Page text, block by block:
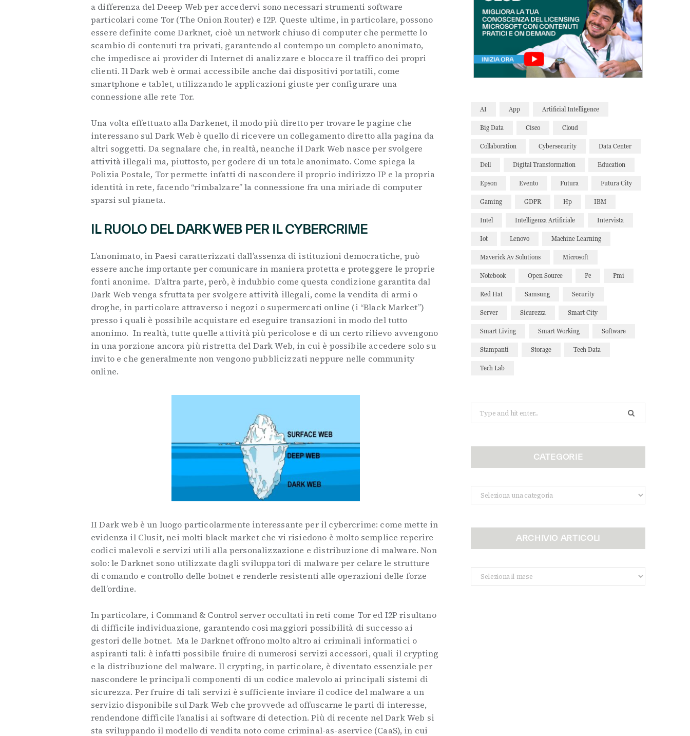
a differenza del Deeep Web per accedervi sono necessari strumenti software
particolari come Tor (The Onion Router) e I2P. Queste ultime, in particolare, possono
essere definite come Darknet, cioè un network chiuso di computer che permette lo
scambio di contenuti tra privati, garantendo al contempo un completo anonimato,
che impedisce ai provider di Internet di analizzare e bloccare il traffico dei propri
clienti. Il Dark web è ormai accessibile anche dai dispositivi portatili, come
smartphone e tablet, utilizzando le applicazioni giuste per configurare una
connessione alle rete Tor.
Una volta effettuato alla Darkenet, il modo più diretto per trovare le pagine che
interessano sul Dark Web è quello di ricevere un collegamento diretto alla pagina da
altri soggetti. Da segnalare che, in realtà, neanche il Dark Web nasce per svolgere
attività illegali ma, piuttosto, per godere di un totale anonimato. Come spiega la
Polizia Postale, Tor permette infatti di nascondere il proprio indirizzo IP e la propria
identità in rete, facendo “rimbalzare” la connessione fra una miriade di computer
sparsi sul pianeta.
IL RUOLO DEL DARK WEB PER IL CYBERCRIME
L’anonimato, in Paesi caratterizzati dall’assenza di istituzioni democratiche, può
essere anche importante per comunicare in maniera protetta e proteggere le proprie
fonti anonime. D’altra parte, però, è indubbio come questa condizione garantita dal
Dark Web venga sfruttata per svolgere attività illegali, come la vendita di armi o
droghe, in particolare attraverso i negozi o supermercati online (i “Black Market”)
presso i quali è possibile acquistare ed eseguire transazioni in modo del tutto
anonimo. In realtà, tutte quelle attività più pericolose e di un certo rilievo avvengono
in una porzione ancora più ristretta del Dark Web, in cui è possibile accedere solo su
invito e che generalmente non vengono pubblicizzati neppure nelle community
online.
II Dark web è un luogo particolarmente interessante per il cybercrime: come mette in
evidenza il Clusit, nei molti black market che vi risiedono è molto semplice reperire
codici malevoli e servizi utili alla personalizzazione e distribuzione di malware. Non
solo: le Darknet sono utilizzate dagli sviluppatori di malware per celare le strutture
di comando e controllo delle botnet e renderle resistenti alle operazioni delle forze
dell’ordine.
In particolare, i Command & Control server occultati in reti come Tor ed I2P risultano
di difficile individuazione, garantendo così maggiori possibilità di successo ai
gestori delle botnet. Ma le Darknet offrono molto altro ai criminali informatici o
aspiranti tali: è infatti possibile fruire di numerosi servizi accessori, quali il crypting
e la distribuzione del malware. Il crypting, in particolare, è diventato essenziale per
nascondere le principali componenti di un codice malevolo ai principali sistemi di
sicurezza. Per fruire di tali servizi è sufficiente inviare il codice del malware a un
servizio disponibile sul Dark Web che provvede ad offuscarne le parti di interesse,
rendendone difficile l’analisi ai software di detection. Più di recente nel Dark Web si
sta sviluppando il modello di vendita noto come criminal-as-aservice (CaaS), in cui
AI App Artificial Intelligence
Big Data Cisco Cloud
Collaboration Cybersecurity Data Center
Dell Digital Transformation Education
Epson Evento Futura Futura City
Gaming GDPR Hp IBM
Intel Intelligenza Artificiale Intervista
Iot Lenovo Machine Learning
Maverick Av Solutions Microsoft
Notebook Open Source Pc Pmi
Red Hat Samsung Security
Server Sicurezza Smart City
Smart Living Smart Working Software
Stampanti Storage Tech Data
Tech Lab
for:
CATEGORIE
Categorie
ARCHIVIO ARTICOLI
Archivio
Articoli